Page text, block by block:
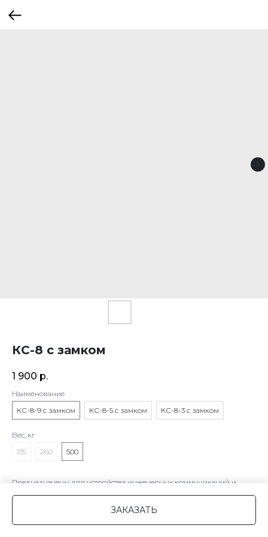
КС-8 с замком
1 900 р.
Наименование
КС-8-9 с замком
КС-8-5 с замком КС-8-3 с замком
Вес, кг
135
260 500
ЗАКАЗАТЬ
Предназначены для устройства инженерных коммуникаций и
септиков в разных отраслях хозяйствования.